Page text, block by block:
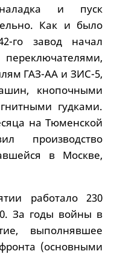
и пуск
Как и было
го завод начал
ГАЗ-АА и ЗИС-5,
кнопочными
гудками.
на Тюменской
производство
в Москве,
работало 230
За годы войны в
выполнявшее
(основными